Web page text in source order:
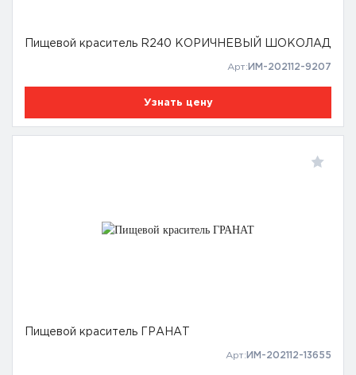
Пищевой краситель R240 КОРИЧНЕВЫЙ ШОКОЛАД
Арт: ИМ-202112-9207
Узнать цену
Пищевой краситель ГРАНАТ
Арт: ИМ-202112-13655